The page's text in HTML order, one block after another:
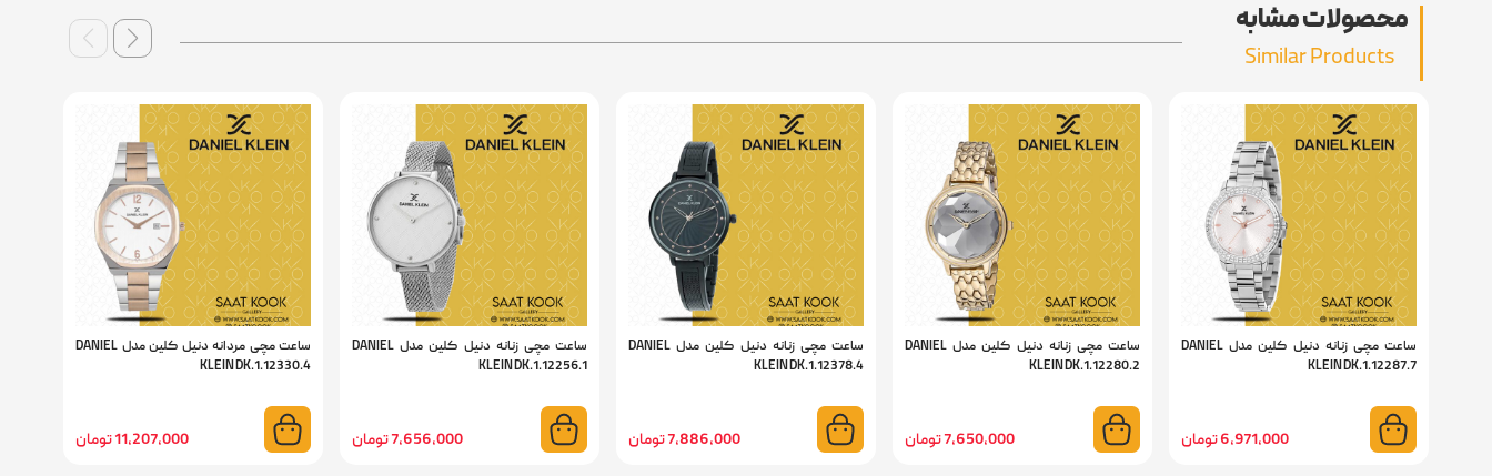
محصولات مشابه
Similar Products
ساعت مچی زنانه دنیل کلین مدل DANIEL
KLEIN DK.1.12287.7
6,971,000 تومان
ساعت مچی زنانه دنیل کلین مدل DANIEL
KLEIN DK.1.12280.2
7,650,000 تومان
ساعت مچی زنانه دنیل کلین مدل DANIEL
KLEIN DK.1.12378.4
7,886,000 تومان
ساعت مچی زنانه دنیل کلین مدل DANIEL
KLEIN DK.1.12256.1
7,656,000 تومان
ساعت مچی مردانه دنیل کلین مدل DANIEL
KLEIN DK.1.12330.4
11,207,000 تومان